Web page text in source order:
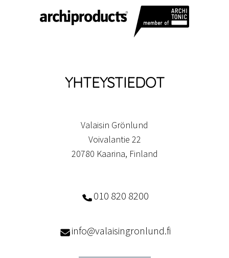
YHTEYSTIEDOT
Valaisin Grönlund
Voivalantie 22
20780 Kaarina, Finland
010 820 8200
info@valaisingronlund.fi